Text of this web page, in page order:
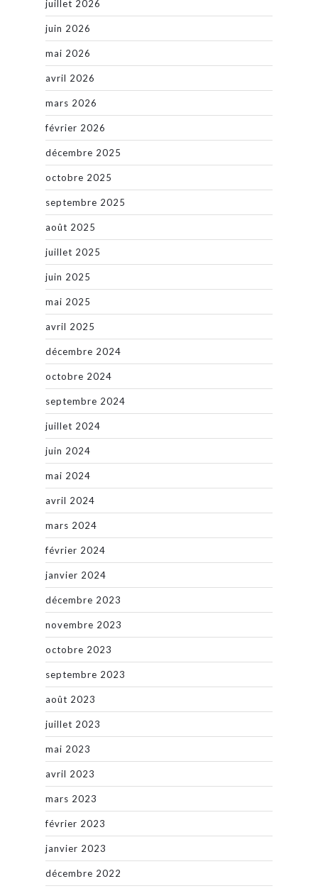
juillet 2026
juin 2026
mai 2026
avril 2026
mars 2026
février 2026
décembre 2025
octobre 2025
septembre 2025
août 2025
juillet 2025
juin 2025
mai 2025
avril 2025
décembre 2024
octobre 2024
septembre 2024
juillet 2024
juin 2024
mai 2024
avril 2024
mars 2024
février 2024
janvier 2024
décembre 2023
novembre 2023
octobre 2023
septembre 2023
août 2023
juillet 2023
mai 2023
avril 2023
mars 2023
février 2023
janvier 2023
décembre 2022